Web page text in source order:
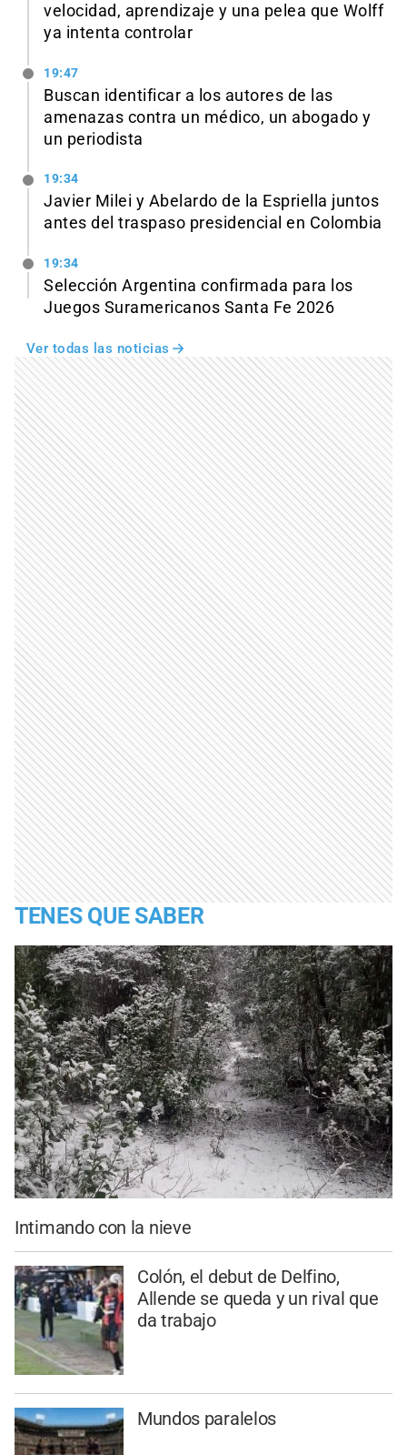
velocidad, aprendizaje y una pelea que Wolff
ya intenta controlar
19:47
Buscan identificar a los autores de las
amenazas contra un médico, un abogado y
un periodista
19:34
Javier Milei y Abelardo de la Espriella juntos
antes del traspaso presidencial en Colombia
19:34
Selección Argentina confirmada para los
Juegos Suramericanos Santa Fe 2026
Ver todas las noticias
TENES QUE SABER
Intimando con la nieve
Colón, el debut de Delfino,
Allende se queda y un rival que
da trabajo
Mundos paralelos